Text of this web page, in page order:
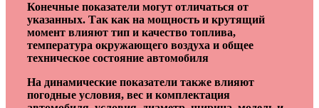
Конечные показатели могут отличаться от
указанных. Так как на мощность и крутящий
момент влияют тип и качество топлива,
температура окружающего воздуха и общее
техническое состояние автомобиля
На динамические показатели также влияют
погодные условия, вес и комплектация